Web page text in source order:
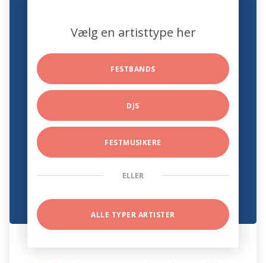
Vælg en artisttype her
FESTBANDS
DJS
FESTMUSIKERE
ELLER
ALLE TYPER ARTISTER